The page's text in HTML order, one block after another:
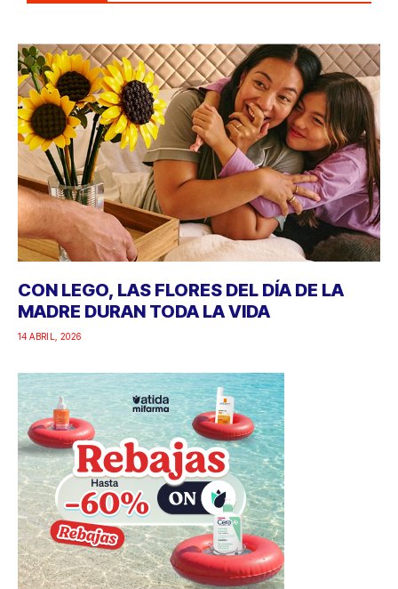
CON LEGO, LAS FLORES DEL DÍA DE LA
MADRE DURAN TODA LA VIDA
14 ABRIL, 2026